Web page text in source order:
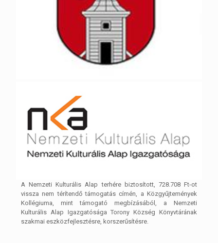
A Nemzeti Kulturális Alap terhére biztosított, 728.708 Ft-ot
vissza nem térítendő támogatás címén, a Közgyűjtemények
Kollégiuma, mint támogató megbízásából, a Nemzeti
Kulturális Alap Igazgatósága Torony Község Könyvtárának
szakmai eszközfejlesztésre, korszerűsítésre.